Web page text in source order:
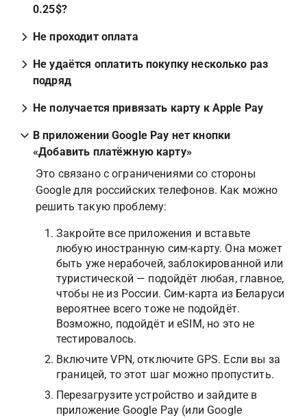
0.25$?
Не проходит оплата
Не удаётся оплатить покупку несколько раз
подряд
Не получается привязать карту к Apple Pay
В приложении Google Pay нет кнопки
«Добавить платёжную карту»
Это связано с ограничениями со стороны
Google для российских телефонов. Как можно
решить такую проблему:
Закройте все приложения и вставьте
любую иностранную сим-карту. Она может
быть уже нерабочей, заблокированной или
туристической — подойдёт любая, главное,
чтобы не из России. Сим-карта из Беларуси
вероятнее всего тоже не подойдёт.
Возможно, подойдёт и eSIM, но это не
тестировалось.
Включите VPN, отключите GPS. Если вы за
границей, то этот шаг можно пропустить.
Перезагрузите устройство и зайдите в
приложение Google Pay (или Google